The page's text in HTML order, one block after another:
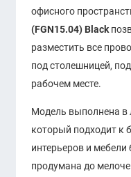
офисного
(FGN15.04) Black
разместить все
под столешницей,
рабочем месте.
Модель выполнена в
который подходит к
интерьеров и мебели
продумана до